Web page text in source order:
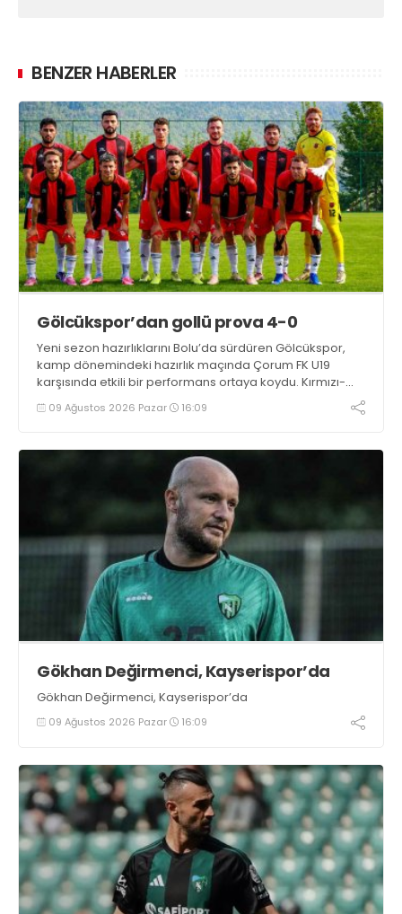
BENZER HABERLER
Gölcükspor’dan gollü prova 4-0
Yeni sezon hazırlıklarını Bolu’da sürdüren Gölcükspor,
kamp dönemindeki hazırlık maçında Çorum FK U19
karşısında etkili bir performans ortaya koydu. Kırmızı-
siyahlılar, iki devrede bulduğu gollerle rakibini 4-0
mağlup etti
09 Ağustos 2026 Pazar 16:09
Gökhan Değirmenci, Kayserispor’da
Gökhan Değirmenci, Kayserispor’da
09 Ağustos 2026 Pazar 16:09